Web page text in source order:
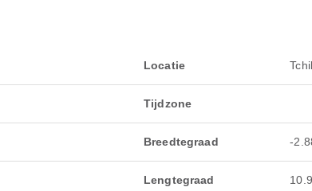
Locatie
Tijdzone
Breedtegraad -
Lengtegraad